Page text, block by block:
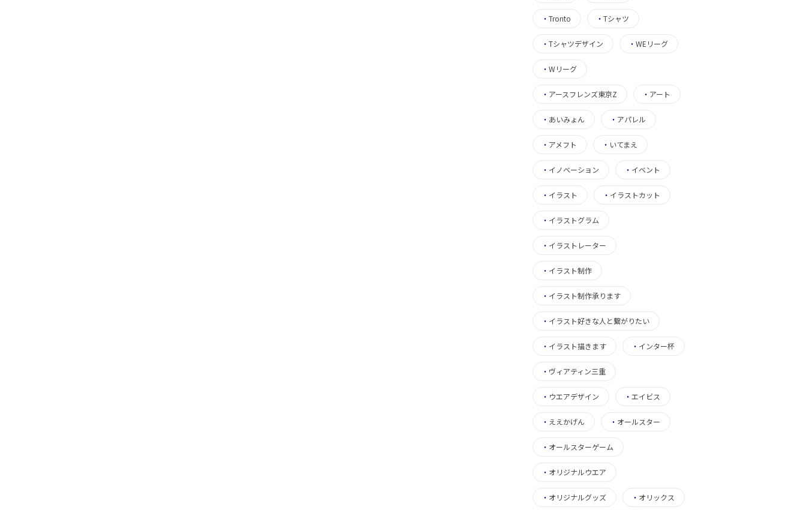
・ Tronto ・ Tシャツ
・ Tシャツデザイン ・ WEリーグ
・ Wリーグ
・ アースフレンズ東京Z ・ アート
・ あいみょん ・ アパレル
・ アメフト ・ いてまえ
・ イノベーション ・ イベント
・ イラスト ・ イラストカット
・ イラストグラム
・ イラストレーター
・ イラスト制作
・ イラスト制作承ります
・ イラスト好きな人と繋がりたい
・ イラスト描きます ・ インター杯
・ ヴィアティン三重
・ ウエアデザイン ・ エイビス
・ ええかげん ・ オールスター
・ オールスターゲーム
・ オリジナルウエア
・ オリジナルグッズ ・ オリックス